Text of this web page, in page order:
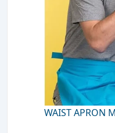
WAIST APRON